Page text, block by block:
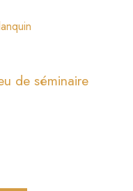
de séminaire